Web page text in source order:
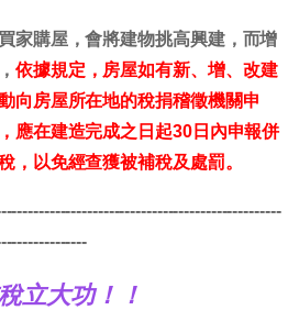
家購屋，會將建物挑高興建，而增
依據規定，房屋如有新、增、改建
向房屋所在地的稅捐稽徵機關申
應在建造完成之日起30日內申報併
，以免經查獲被補稅及處罰。
立大功！！